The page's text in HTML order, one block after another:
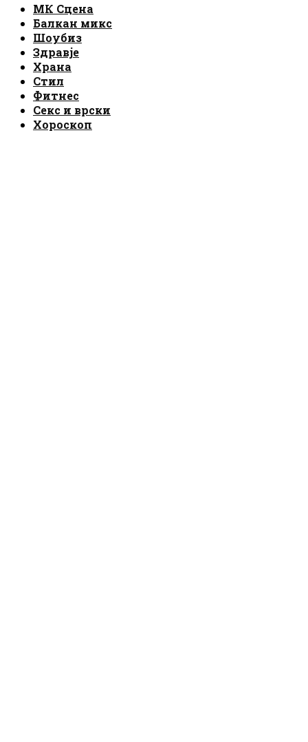
МК Сцена
Балкан микс
Шоубиз
Здравје
Храна
Стил
Фитнес
Секс и врски
Хороскоп